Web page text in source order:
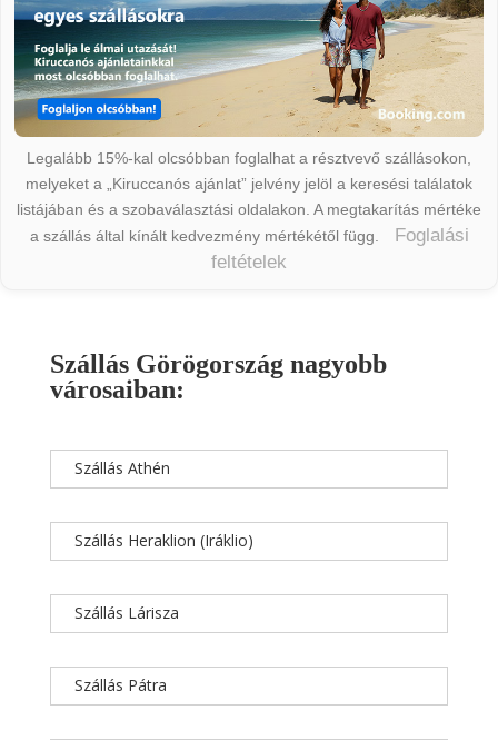
Legalább 15%-kal olcsóbban foglalhat a résztvevő szállásokon,
melyeket a „Kiruccanós ajánlat” jelvény jelöl a keresési találatok
listájában és a szobaválasztási oldalakon. A megtakarítás mértéke
a szállás által kínált kedvezmény mértékétől függ.
Foglalási
feltételek
Szállás Görögország nagyobb
városaiban:
Szállás Athén
Szállás Heraklion (Iráklio)
Szállás Lárisza
Szállás Pátra